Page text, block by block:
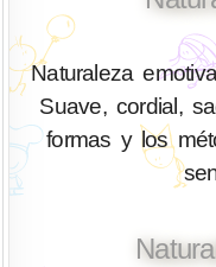
Naturaleza
Suave, cordial,
formas y los